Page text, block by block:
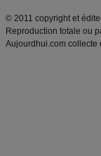
© 2011 copyright et
Reproduction totale ou
Aujourdhui.com collecte